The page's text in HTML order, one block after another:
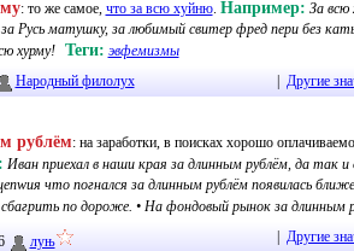
: то же самое, что за всю хуйню. Например: За всю
за Русь матушку, за любимый свитер фред пери без
хурму!
Теги: эвфемизмы
Народный филолух Другие
рублём: на заработки, в поисках хорошо
Иван приехал в наши края за длинным рублём, да так и
что погнался за длинным рублём появилась
по дороже. • На фондовый рынок за длинным
луњ Другие